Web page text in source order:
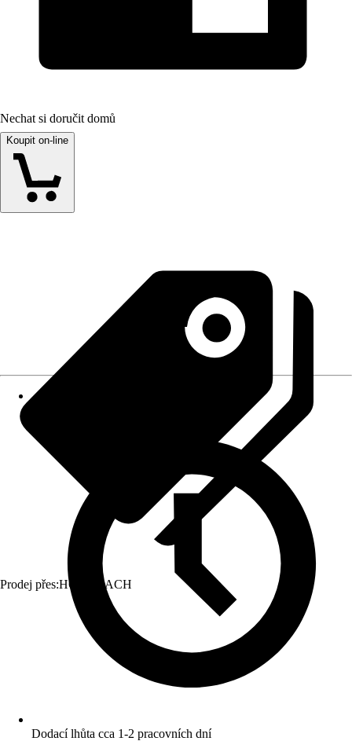
Nechat si doručit domů
Koupit on-line
Prodej přes:HORNBACH
Dodací lhůta cca 1-2 pracovních dní